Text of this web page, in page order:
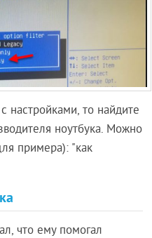
настройками, то найдите
ноутбука. Можно
примера): "как
что ему помогал